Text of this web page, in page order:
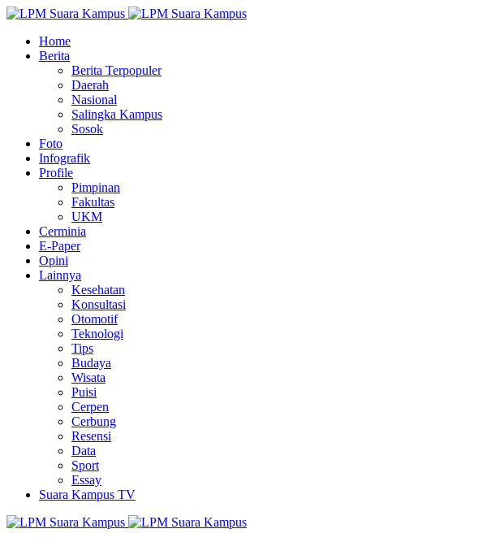
Home
Berita
Berita Terpopuler
Daerah
Nasional
Salingka Kampus
Sosok
Foto
Infografik
Profile
Pimpinan
Fakultas
UKM
Cerminia
E-Paper
Opini
Lainnya
Kesehatan
Konsultasi
Otomotif
Teknologi
Tips
Budaya
Wisata
Puisi
Cerpen
Cerbung
Resensi
Data
Sport
Essay
Suara Kampus TV